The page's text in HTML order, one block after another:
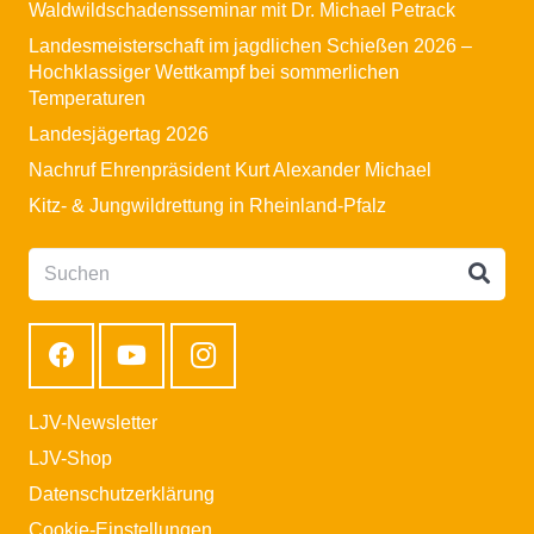
Waldwildschadensseminar mit Dr. Michael Petrack
Landesmeisterschaft im jagdlichen Schießen 2026 –
Hochklassiger Wettkampf bei sommerlichen
Temperaturen
Landesjägertag 2026
Nachruf Ehrenpräsident Kurt Alexander Michael
Kitz- & Jungwildrettung in Rheinland-Pfalz
LJV-Newsletter
LJV-Shop
Datenschutzerklärung